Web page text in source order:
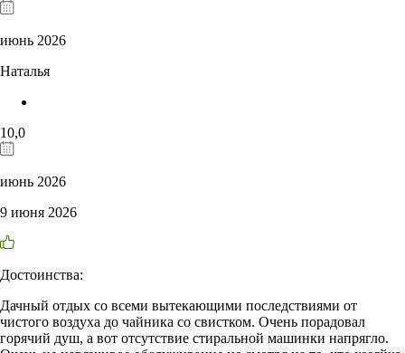
июнь 2026
Наталья
10,0
июнь 2026
9 июня 2026
Достоинства:
Дачный отдых со всеми вытекающими последствиями от
чистого воздуха до чайника со свистком. Очень порадовал
горячий душ, а вот отсутствие стиральной машинки напрягло.